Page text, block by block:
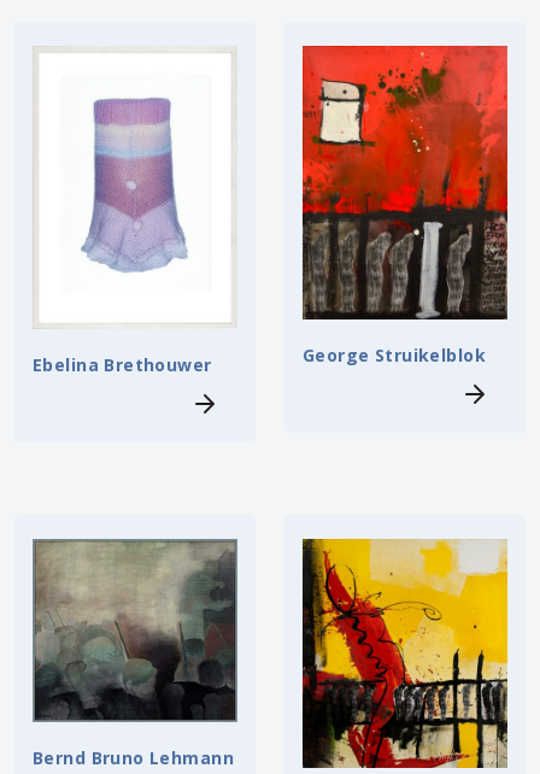
Ebelina Brethouwer George Struikelblok
Bernd Bruno Lehmann